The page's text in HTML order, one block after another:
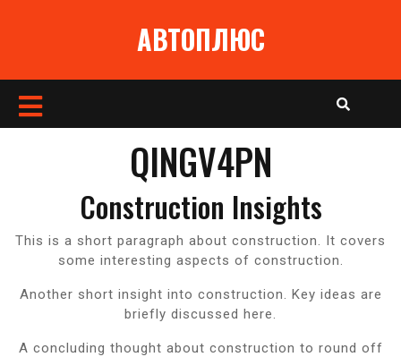
АВТОПЛЮС
Кнопка
QINGV4PN
Construction Insights
This is a short paragraph about construction. It covers
some interesting aspects of construction.
Another short insight into construction. Key ideas are
briefly discussed here.
A concluding thought about construction to round off